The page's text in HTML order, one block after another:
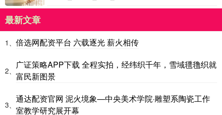
最新文章
1、 倍选网配资平台 六载逐光 薪火相传
2、
广证策略APP下载 全程实拍，经纬织千年，雪域氆氇织就
富民新图景
3、
通达配资官网 泥火境象—中央美术学院·雕塑系陶瓷工作
室教学研究展开幕